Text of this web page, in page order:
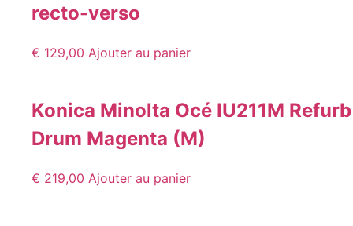
recto-verso
€ 129,00 Ajouter au panier
Konica Minolta Océ IU211M Refurb
Drum Magenta (M)
€ 219,00 Ajouter au panier